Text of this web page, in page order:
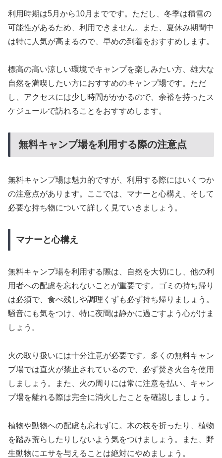
利用時期は5月から10月までです。ただし、冬季は積雪の
可能性があるため、利用できません。また、夏休み期間中
は特に人気が高まるので、早めの到着をおすすめします。
標高の高い涼しい環境でキャンプを楽しみたい方、雄大な
自然を満喫したい方におすすめのキャンプ場です。ただ
し、アクセスには少し時間がかかるので、余裕を持ったス
ケジュールで訪れることをおすすめします。
無料キャンプ場を利用する際の注意点
無料キャンプ場は魅力的ですが、利用する際にはいくつか
の注意点があります。ここでは、マナーと心構え、そして
必要な持ち物について詳しく見ていきましょう。
マナーと心構え
無料キャンプ場を利用する際は、自然を大切にし、他の利
用者への配慮を忘れないことが重要です。ゴミの持ち帰り
は必須で、食べ残しや調理くずも必ず持ち帰りましょう。
騒音にも気をつけ、特に夜間は静かに過ごすよう心がけま
しょう。
火の取り扱いには十分注意が必要です。多くの無料キャン
プ場では直火が禁止されているので、必ず焚き火台を使用
しましょう。また、火の周りには常に注意を払い、キャン
プ場を離れる際は完全に消火したことを確認しましょう。
植物や動物への配慮も忘れずに。木の枝を折ったり、植物
を踏み荒らしたりしないよう気をつけましょう。また、野
生動物にエサを与えることは絶対にやめましょう。